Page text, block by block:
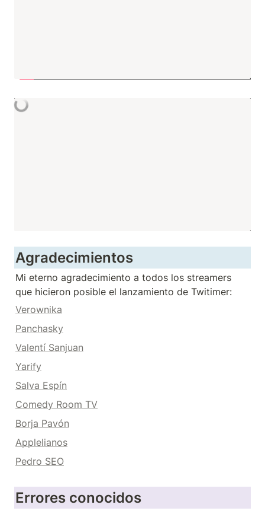
Agradecimientos
Mi eterno agradecimiento a todos los streamers
que hicieron posible el lanzamiento de Twitimer:
Verownika
Panchasky
Valentí Sanjuan
Yarify
Salva Espín
Comedy Room TV
Borja Pavón
Applelianos
Pedro SEO
Errores conocidos